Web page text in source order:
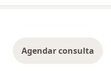
Agendar consulta